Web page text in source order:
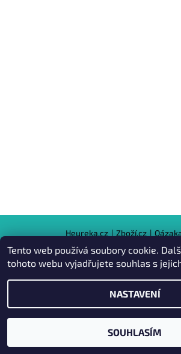
Heureka.cz | Zboží.cz |
2026 © Kabelky pro Vás, všechna
Vytvořil Shoptet
Tento web používá soubory cookie.
tohoto webu vyjadřujete souhlas s
NASTAVENÍ
SOUHLASÍM